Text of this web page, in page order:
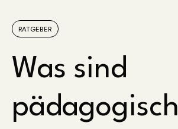
RATGEBER
Was sind
pädagogisch